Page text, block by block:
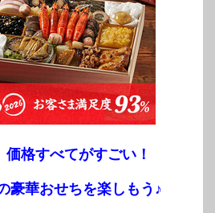
格すべてがすごい！
豪華おせちを楽しもう♪